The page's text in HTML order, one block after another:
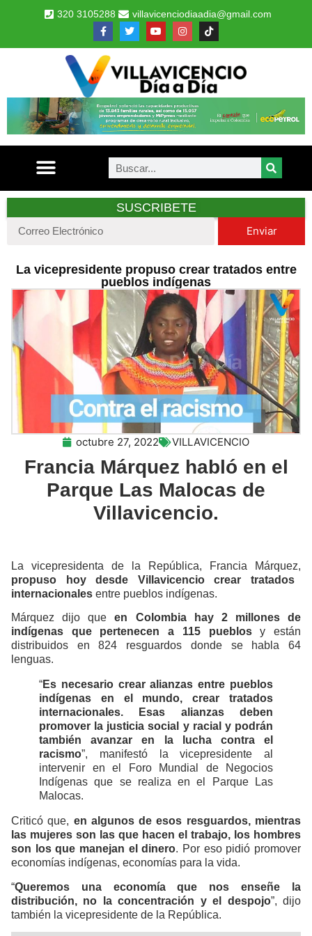
320 3105288 villavicenciodiaadia@gmail.com
SUSCRIBETE
Enviar
La vicepresidente propuso crear tratados entre
pueblos indígenas
octubre 27, 2022 VILLAVICENCIO
Francia Márquez habló en el
Parque Las Malocas de
Villavicencio.
La vicepresidenta de la República, Francia Márquez,
propuso hoy desde Villavicencio crear tratados
internacionales entre pueblos indígenas.
Márquez dijo queen Colombia hay 2 millones de
indígenas que pertenecen a 115 pueblosy están
distribuidos en 824 resguardos donde se habla 64
lenguas.
“Es necesario crear alianzas entre pueblos
indígenas en el mundo, crear tratados
internacionales. Esas alianzas deben
promover la justicia social y racial y podrán
también avanzar en la lucha contra el
racismo”, manifestó la vicepresidente al
intervenir en el Foro Mundial de Negocios
Indígenas que se realiza en el Parque Las
Malocas.
Criticó que, en algunos de esos resguardos, mientras
las mujeres son las que hacen el trabajo, los hombres
son los que manejan el dinero. Por eso pidió promover
economías indígenas, economías para la vida.
“Queremos una economía que nos enseñe la
distribución, no la concentración y el despojo”, dijo
también la vicepresidente de la República.